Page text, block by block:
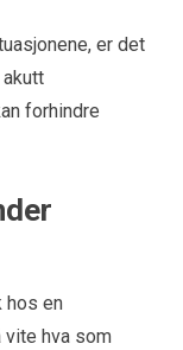
er det
forhindre
hos en
hva som